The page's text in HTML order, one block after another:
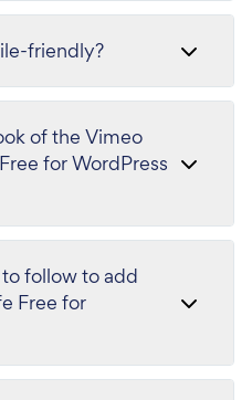
friendly?
of the Vimeo
for WordPress
follow to add
Free for